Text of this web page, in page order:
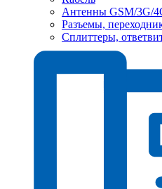
Антенны GSM/3G/
Разъемы,
Сплиттеры,